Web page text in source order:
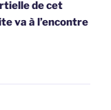
de cet
va à l’encontre